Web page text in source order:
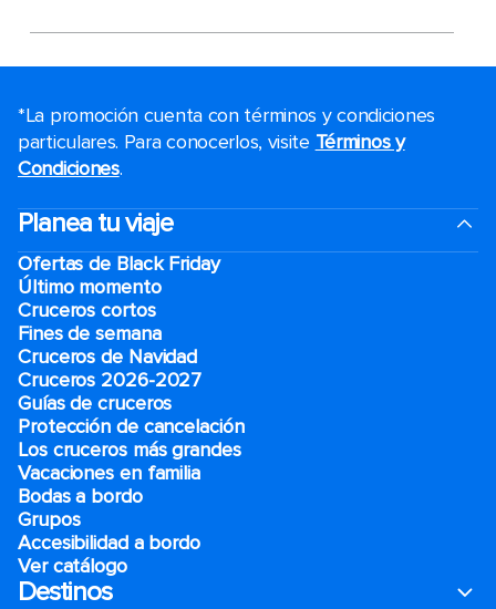
*La promoción cuenta con términos y condiciones
particulares. Para conocerlos, visite Términos y
Condiciones.
Planea tu viaje
Ofertas de Black Friday
Último momento
Cruceros cortos
Fines de semana
Cruceros de Navidad
Cruceros 2026-2027
Guías de cruceros
Protección de cancelación
Los cruceros más grandes
Vacaciones en familia
Bodas a bordo
Grupos
Accesibilidad a bordo
Ver catálogo
Destinos